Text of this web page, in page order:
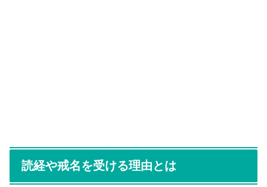
読経や戒名を受ける理由とは